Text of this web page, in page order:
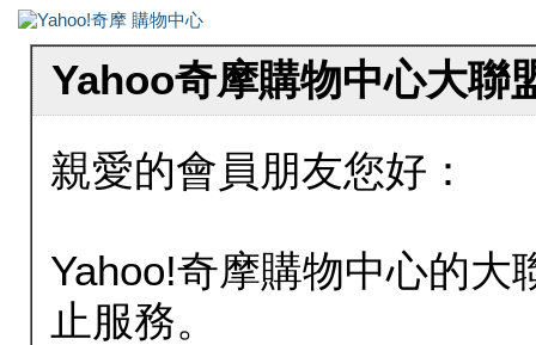
Yahoo奇摩購物中心大聯
親愛的會員朋友您好：
Yahoo!奇摩購物中心的大
止服務。